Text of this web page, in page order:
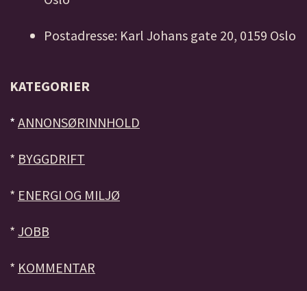
Postadresse: Karl Johans gate 20, 0159 Oslo
KATEGORIER
* ANNONSØRINNHOLD
* BYGGDRIFT
* ENERGI OG MILJØ
* JOBB
* KOMMENTAR